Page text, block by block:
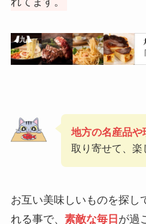
地方の名産品や
取り寄せて、楽
お互い美味しいものを探し
れる事で、 素敵な毎日 が過